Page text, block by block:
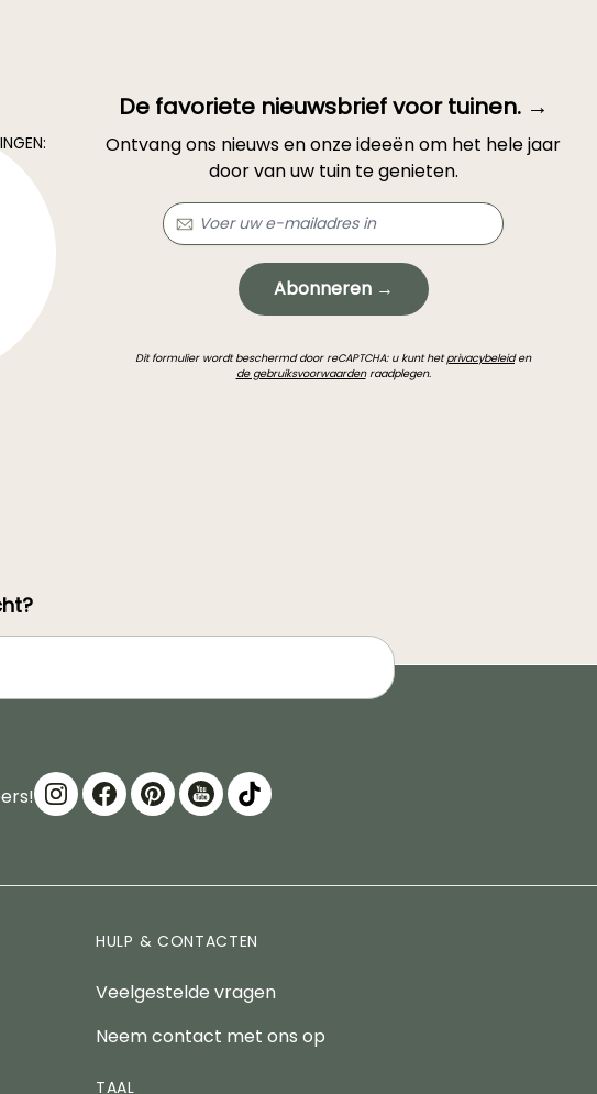
De favoriete nieuwsbrief voor tuinen. →
Ontvang ons nieuws en onze ideeën om het hele jaar
door van uw tuin te genieten.
Abonneren →
Dit formulier wordt beschermd door reCAPTCHA: u kunt hetprivacybeleiden
de gebruiksvoorwaardenraadplegen.
HULP & CONTACTEN
Veelgestelde vragen
Neem contact met ons op
TAAL